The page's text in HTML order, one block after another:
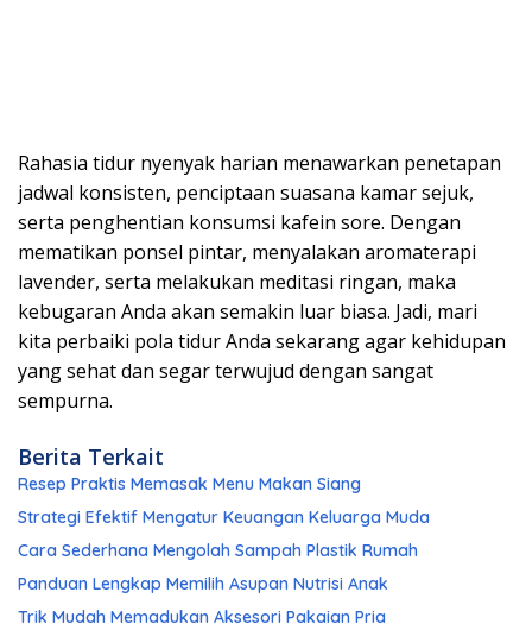
Rahasia tidur nyenyak harian menawarkan penetapan
jadwal konsisten, penciptaan suasana kamar sejuk,
serta penghentian konsumsi kafein sore. Dengan
mematikan ponsel pintar, menyalakan aromaterapi
lavender, serta melakukan meditasi ringan, maka
kebugaran Anda akan semakin luar biasa. Jadi, mari
kita perbaiki pola tidur Anda sekarang agar kehidupan
yang sehat dan segar terwujud dengan sangat
sempurna.
Berita Terkait
Resep Praktis Memasak Menu Makan Siang
Strategi Efektif Mengatur Keuangan Keluarga Muda
Cara Sederhana Mengolah Sampah Plastik Rumah
Panduan Lengkap Memilih Asupan Nutrisi Anak
Trik Mudah Memadukan Aksesori Pakaian Pria